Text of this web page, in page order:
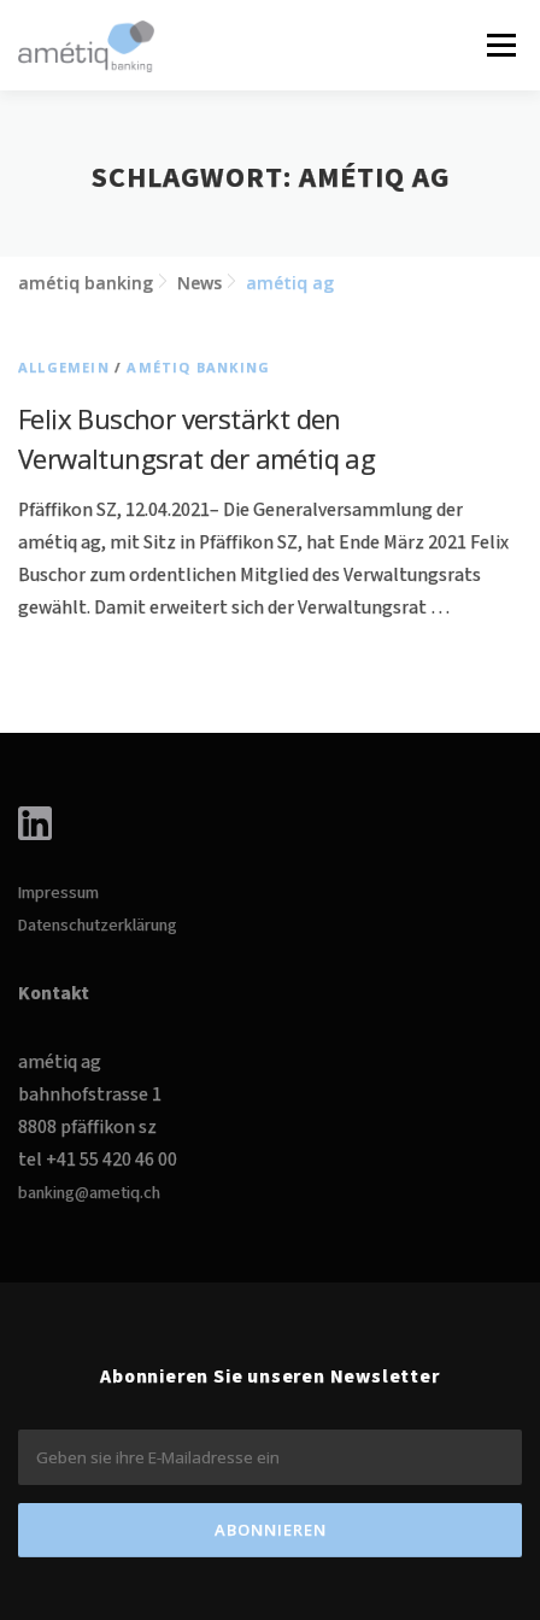
springen
Menü
SCHLAGWORT:AMÉTIQ AG
amétiq banking News amétiq ag
ALLGEMEIN /AMÉTIQ BANKING
Felix Buschor verstärkt den
Verwaltungsrat der amétiq ag
Pfäffikon SZ, 12.04.2021– Die Generalversammlung der
amétiq ag, mit Sitz in Pfäffikon SZ, hat Ende März 2021 Felix
Buschor zum ordentlichen Mitglied des Verwaltungsrats
gewählt. Damit erweitert sich der Verwaltungsrat …
Impressum
Datenschutzerklärung
Kontakt
amétiq ag
bahnhofstrasse 1
8808 pfäffikon sz
tel +41 55 420 46 00
banking@ametiq.ch
Abonnieren Sie unseren Newsletter